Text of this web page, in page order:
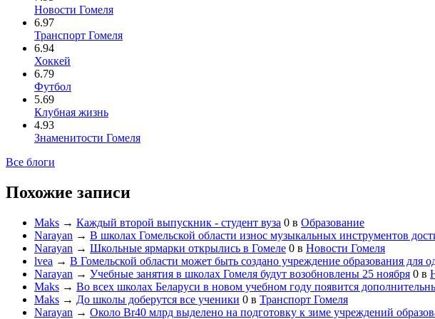
Новости Гомеля
6.97
Транспорт Гомеля
6.94
Хоккей
6.79
Футбол
5.69
Клубная жизнь
4.93
Знаменитости Гомеля
Все блоги
Похожие записи
Maks → Каждый второй выпускник - студент вуза 0 в Образование
Narayan → В школах Гомельской области износ музыкальных инструментов
Narayan → Школьные ярмарки открылись в Гомеле 0 в Новости Гомеля
lvea → В Гомельской области может быть создано учреждение образования для
Narayan → Учебные занятия в школах Гомеля будут возобновлены 25 ноября 0 в
Maks → Во всех школах Беларуси в новом учебном году появится
Maks → До школы доберутся все ученики 0 в Транспорт Гомеля
Narayan → Около Br40 млрд выделено на подготовку к зиме учреждений